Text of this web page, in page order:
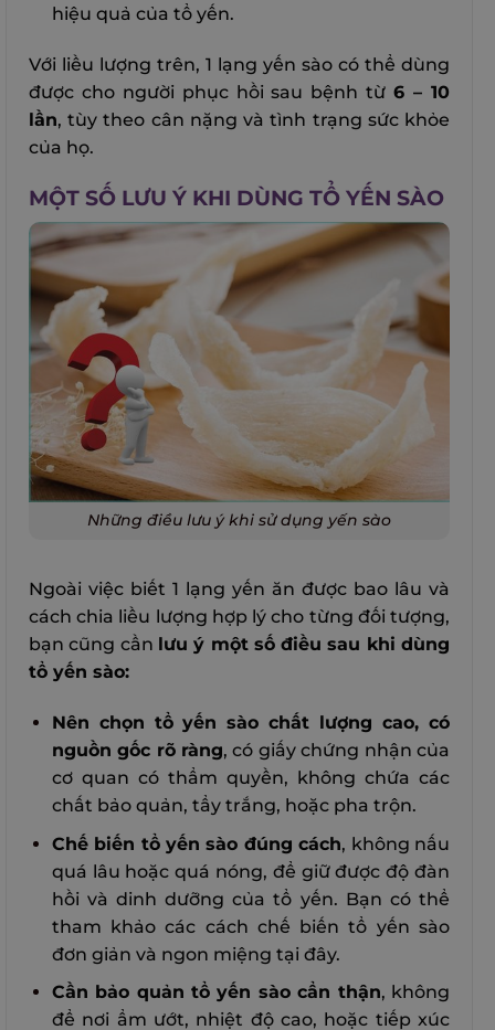
hiệu quả của tổ yến.
Với liều lượng trên, 1 lạng yến sào có thể dùng
được cho người phục hồi sau bệnh từ6 – 10
lần, tùy theo cân nặng và tình trạng sức khỏe
của họ.
MỘT SỐ LƯU Ý KHI DÙNG TỔ YẾN SÀO
Những điều lưu ý khi sử dụng yến sào
Ngoài việc biết 1 lạng yến ăn được bao lâu và
cách chia liều lượng hợp lý cho từng đối tượng,
bạn cũng cần lưu ý một số điều sau khi dùng
tổ yến sào:
Nên chọn tổ yến sào chất lượng cao, có
nguồn gốc rõ ràng, có giấy chứng nhận của
cơ quan có thẩm quyền, không chứa các
chất bảo quản, tẩy trắng, hoặc pha trộn.
Chế biến tổ yến sào đúng cách, không nấu
quá lâu hoặc quá nóng, để giữ được độ đàn
hồi và dinh dưỡng của tổ yến. Bạn có thể
tham khảo các cách chế biến tổ yến sào
đơn giản và ngon miệng tại đây.
Cần bảo quản tổ yến sào cẩn thận, không
để nơi ẩm ướt, nhiệt độ cao, hoặc tiếp xúc